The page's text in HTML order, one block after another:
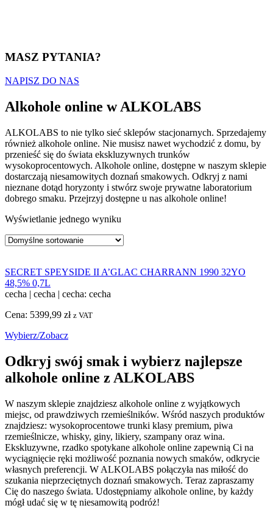
MASZ PYTANIA?
NAPISZ DO NAS
Alkohole online w ALKOLABS
ALKOLABS to nie tylko sieć sklepów stacjonarnych. Sprzedajemy
również alkohole online. Nie musisz nawet wychodzić z domu, by
przenieść się do świata ekskluzywnych trunków
wysokoprocentowych. Alkohole online, dostępne w naszym sklepie
dostarczają niesamowitych doznań smakowych. Odkryj z nami
nieznane dotąd horyzonty i stwórz swoje prywatne laboratorium
dobrego smaku. Przejrzyj dostępne u nas alkohole online!
Wyświetlanie jednego wyniku
SECRET SPEYSIDE II A’GLAC CHARRANN 1990 32YO
48,5% 0,7L
cecha | cecha | cecha: cecha
Cena: 5399,99 zł z VAT
Wybierz/Zobacz
Odkryj swój smak i wybierz najlepsze
alkohole online z ALKOLABS
W naszym sklepie znajdziesz alkohole online z wyjątkowych
miejsc, od prawdziwych rzemieślników. Wśród naszych produktów
znajdziesz: wysokoprocentowe trunki klasy premium, piwa
rzemieślnicze, whisky, giny, likiery, szampany oraz wina.
Ekskluzywne, rzadko spotykane alkohole online zapewnią Ci na
wyciągnięcie ręki możliwość poznania nowych smaków, odkrycie
własnych preferencji. W ALKOLABS połączyła nas miłość do
szukania nieprzeciętnych doznań smakowych. Teraz zapraszamy
Cię do naszego świata. Udostępniamy alkohole online, by każdy
mógł udać się w tę niesamowitą podróż!